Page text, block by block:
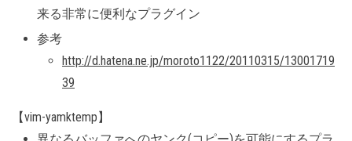
来る非常に便利なプラグイン
参考
http://d.hatena.ne.jp/moroto1122/20110315/13001719
39
【vim-yamktemp】